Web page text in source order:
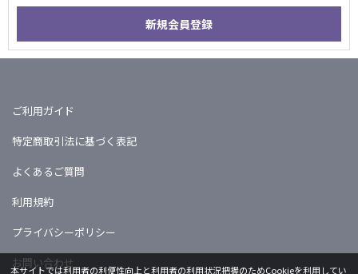
ご利用ガイド
特定商取引法に基づく表記
よくあるご質問
利用規約
プライバシーポリシー
お問い合わせ
本サイトでは利用者の利便性向上と利用者の利用状況把握のためCookieを利用してい